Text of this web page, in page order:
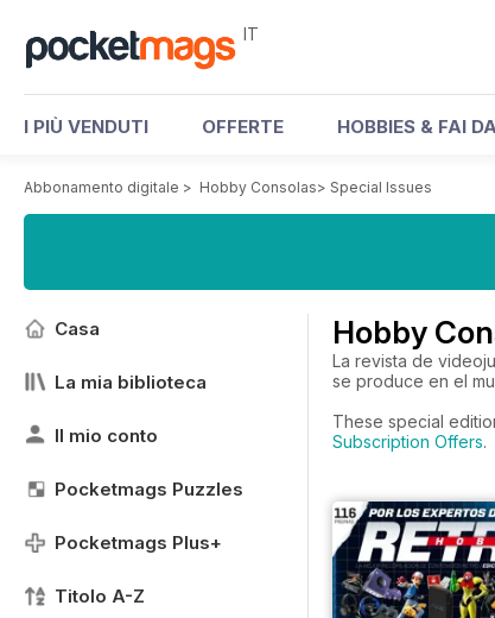
IT
I PIÙ VENDUTI OFFERTE HOBBIES & FAI
Abbonamento digitale > Hobby Consolas> Special Issues
Casa
La mia biblioteca
Il mio conto
Pocketmags Puzzles
Pocketmags Plus+
Titolo A-Z
Hobby
La revista de
se produce en el
These special
Subscription Offers.